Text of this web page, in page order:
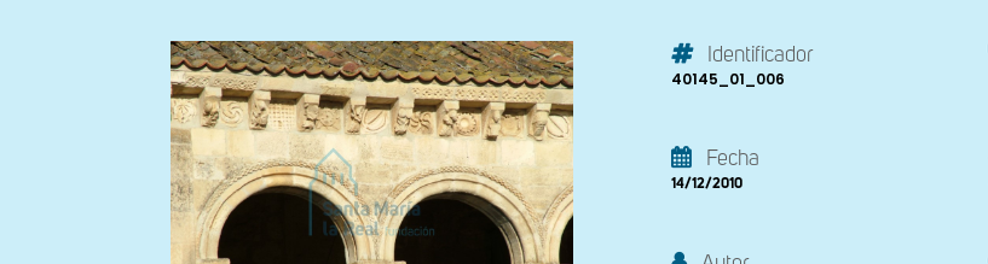
Identificador
40145_01_006
Fecha
14/12/2010